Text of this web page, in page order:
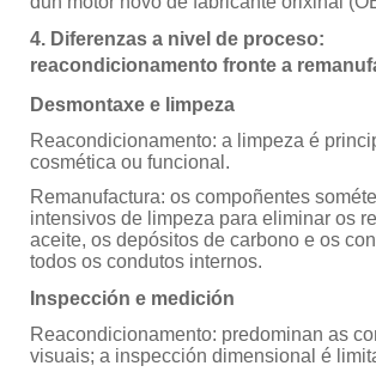
4. Diferenzas a nivel de proceso:
reacondicionamento fronte a
Desmontaxe e limpeza
Reacondicionamento: a limpeza é
cosmética ou funcional.
Remanufactura: os compoñentes
intensivos de limpeza para eliminar os
aceite, os depósitos de carbono e os
todos os condutos internos.
Inspección e medición
Reacondicionamento: predominan as
visuais; a inspección dimensional é